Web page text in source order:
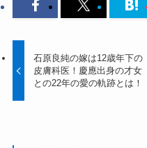
石原良純の嫁は12歳年下の
皮膚科医！慶應出身の才女
との22年の愛の軌跡とは！